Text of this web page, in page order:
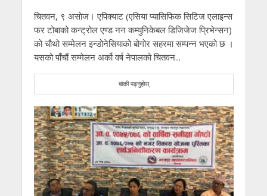
चितवन, ९ असाेज। एपिक्याट (एसिया प्यासिफिक सिटिज एलाइन्स
फर टोबाको कन्ट्रोल एण्ड नन कम्युनिकेबल डिजिजेज प्रिभेन्सन)
को चौथो सम्मेलन इन्डोनेसियाको बोगोर सहरमा सम्पन्न भएको छ ।
यसको पाँचौं सम्मेलन अर्को वर्ष नेपालको चितवन...
बांकी पढ्नुहोस्